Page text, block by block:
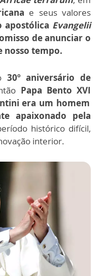
e seus valores
apostólica Evangelii
de anunciar o
nosso tempo.
30º aniversário de
Papa Bento XVI
era um homem
apaixonado pela
histórico difícil,
interior.